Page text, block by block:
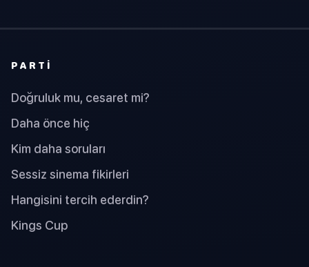
PARTI
Doğruluk mu, cesaret mi?
Daha önce hiç
Kim daha soruları
Sessiz sinema fikirleri
Hangisini tercih ederdin?
Kings Cup